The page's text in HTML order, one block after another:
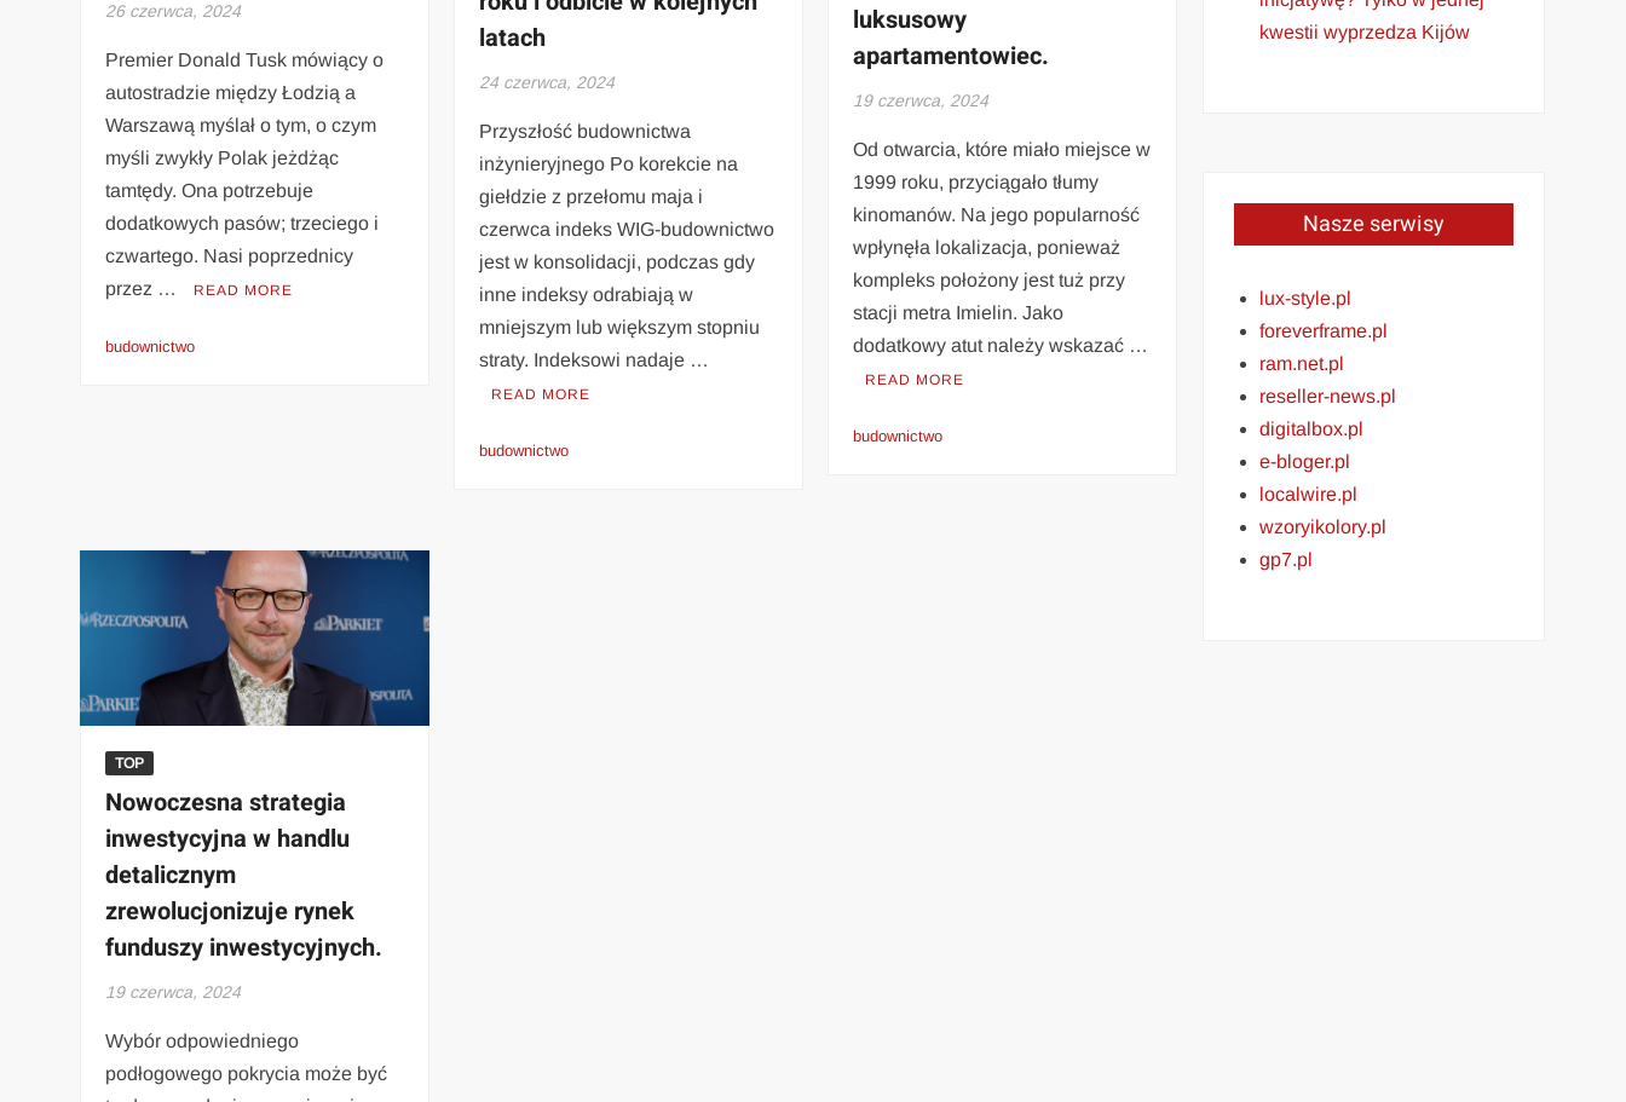
26 czerwca, 2024
Premier Donald Tusk mówiący o
autostradzie między Łodzią a
Warszawą myślał o tym, o czym
myśli zwykły Polak jeżdżąc
tamtędy. Ona potrzebuje
dodatkowych pasów; trzeciego i
czwartego. Nasi poprzednicy
przez …
READ MORE
budownictwo
latach
24 czerwca, 2024
Przyszłość budownictwa
inżynieryjnego Po korekcie na
giełdzie z przełomu maja i
czerwca indeks WIG-budownictwo
jest w konsolidacji, podczas gdy
inne indeksy odrabiają w
mniejszym lub większym stopniu
straty. Indeksowi nadaje …
READ MORE
budownictwo
luksusowy
apartamentowiec.
19 czerwca, 2024
Od otwarcia, które miało miejsce w
1999 roku, przyciągało tłumy
kinomanów. Na jego popularność
wpłynęła lokalizacja, ponieważ
kompleks położony jest tuż przy
stacji metra Imielin. Jako
dodatkowy atut należy wskazać …
READ MORE
budownictwo
TOP
Nowoczesna strategia
inwestycyjna w handlu
detalicznym
zrewolucjonizuje rynek
funduszy inwestycyjnych.
19 czerwca, 2024
Wybór odpowiedniego
podłogowego pokrycia może być
kwestii wyprzedza Kijów
Nasze serwisy
lux-style.pl
foreverframe.pl
ram.net.pl
reseller-news.pl
digitalbox.pl
e-bloger.pl
localwire.pl
wzoryikolory.pl
gp7.pl